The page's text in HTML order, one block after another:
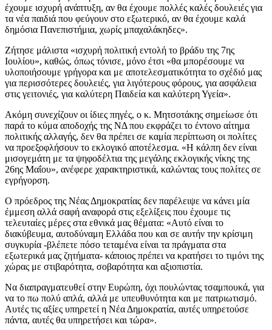
έχουμε ισχυρή ανάπτυξη, αν θα έχουμε πολλές καλές δουλειές για
τα νέα παιδιά που φεύγουν στο εξωτερικό, αν θα έχουμε καλά
δημόσια Πανεπιστήμια, χωρίς μπαχαλάκηδες».
Ζήτησε μάλιστα «ισχυρή πολιτική εντολή το βράδυ της 7ης
Ιουλίου», καθώς, όπως τόνισε, μόνο έτσι «θα μπορέσουμε να
υλοποιήσουμε γρήγορα και με αποτελεσματικότητα το σχέδιό μας
για περισσότερες δουλειές, για λιγότερους φόρους, για ασφάλεια
στις γειτονιές, για καλύτερη Παιδεία και καλύτερη Υγεία».
Ακόμη συνεχίζουν οι ίδιες πηγές, ο κ. Μητσοτάκης σημείωσε ότι
παρά το κύμα αποδοχής της ΝΔ που εκφράζει το έντονο αίτημα
πολιτικής αλλαγής, δεν θα πρέπει σε καμία περίπτωση οι πολίτες
να προεξοφλήσουν το εκλογικό αποτέλεσμα. «Η κάλπη δεν είναι
μισογεμάτη με τα ψηφοδέλτια της μεγάλης εκλογικής νίκης της
26ης Μαΐου», ανέφερε χαρακτηριστικά, καλώντας τους πολίτες σε
εγρήγορση.
Ο πρόεδρος της Νέας Δημοκρατίας δεν παρέλειψε να κάνει μία
έμμεση αλλά σαφή αναφορά στις εξελίξεις που έχουμε τις
τελευταίες μέρες στα εθνικά μας θέματα: «Αυτό είναι το
διακύβευμα, αυτοδύναμη Ελλάδα που και σε αυτήν την κρίσιμη
συγκυρία -βλέπετε πόσο τεταμένα είναι τα πράγματα στα
εξωτερικά μας ζητήματα- κάποιος πρέπει να κρατήσει το τιμόνι της
χώρας με στιβαρότητα, σοβαρότητα και αξιοπιστία.
Να διαπραγματευθεί στην Ευρώπη, όχι πουλώντας τσαμπουκά, για
να το πω πολύ απλά, αλλά με υπευθυνότητα και με πατριωτισμό.
Αυτές τις αξίες υπηρετεί η Νέα Δημοκρατία, αυτές υπηρετούσε
πάντα, αυτές θα υπηρετήσει και τώρα».